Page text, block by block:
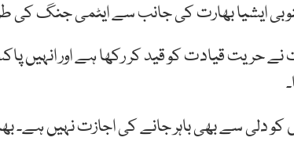
ایشیا بھارت کی جانب سے ایٹمی جنگ کی
نے حریت قیادت کو قید کر رکھا ہے اور انہیں
دلی سے بھی باہر جانے کی اجازت نہیں ہے۔